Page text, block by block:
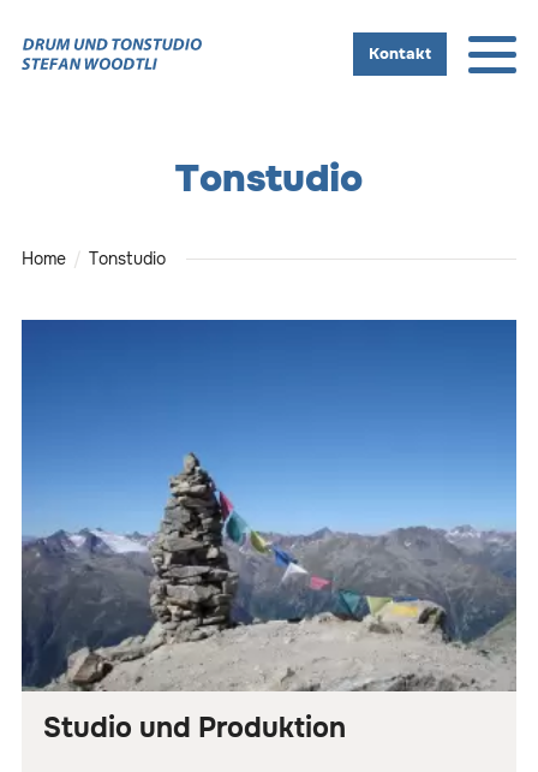
Kontakt
Home Tonstudio
Tonstudio
Studio und Produktion